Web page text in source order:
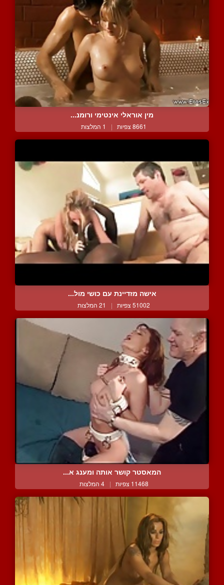
מין אוראלי אינטימי ורומנ...
8661 צפיות | 1 המלצות
אישה מזדיינת עם כושי מול...
51002 צפיות | 21 המלצות
המאסטר קושר אותה ומענג א...
11468 צפיות | 4 המלצות